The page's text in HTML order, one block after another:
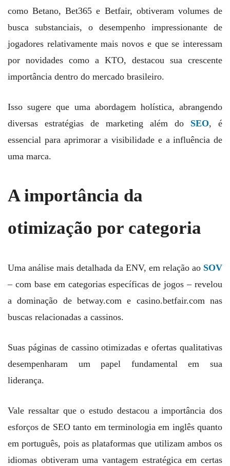
como Betano, Bet365 e Betfair, obtiveram volumes de
busca substanciais, o desempenho impressionante de
jogadores relativamente mais novos e que se interessam
por novidades como a KTO, destacou sua crescente
importância dentro do mercado brasileiro.
Isso sugere que uma abordagem holística, abrangendo
diversas estratégias de marketing além do SEO, é
essencial para aprimorar a visibilidade e a influência de
uma marca.
A importância da
otimização por categoria
Uma análise mais detalhada da ENV, em relação ao SOV
– com base em categorias específicas de jogos – revelou
a dominação de betway.com e casino.betfair.com nas
buscas relacionadas a cassinos.
Suas páginas de cassino otimizadas e ofertas qualitativas
desempenharam um papel fundamental em sua
liderança.
Vale ressaltar que o estudo destacou a importância dos
esforços de SEO tanto em terminologia em inglês quanto
em português, pois as plataformas que utilizam ambos os
idiomas obtiveram uma vantagem estratégica em certas